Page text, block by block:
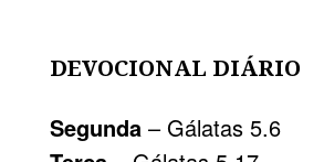
DEVOCIONAL DIÁRIO
Segunda – Gálatas 5.6